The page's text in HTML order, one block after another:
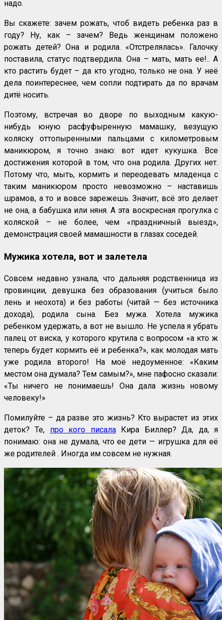
надо.
Вы скажете: зачем рожать, чтоб видеть ребенка раз в
году? Ну, как – зачем? Ведь женщинам положено
рожать детей? Она и родила. «Отстрелялась». Галочку
поставила, статус подтвердила. Она – мать, мать ее!.. А
кто растить будет – да кто угодно, только не она. У неё
дела поинтереснее, чем сопли подтирать да по врачам
дитё носить.
Поэтому, встречая во дворе по выходным какую-
нибудь юную расфуфыренную мамашку, везущую
коляску оттопыренными пальцами с километровым
маникюром, я точно знаю: вот идет кукушка. Все
достижения которой в том, что она родила. Других нет.
Потому что, мыть, кормить и переодевать младенца с
таким маникюром просто невозможно – наставишь
шрамов, а то и вовсе зарежешь. Значит, всё это делает
не она, а бабушка или няня. А эта воскресная прогулка с
коляской – не более, чем «праздничный выезд»,
демонстрация своей мамашности в глазах соседей.
Мужика хотела, вот и залетела
Совсем недавно узнала, что дальняя родственница из
провинции, девушка без образования (учиться было
лень и неохота) и без работы (читай — без источника
дохода), родила сына. Без мужа. Хотела мужика
ребенком удержать, а вот не вышло. Не успела я убрать
палец от виска, у которого крутила с вопросом «а кто ж
теперь будет кормить её и ребенка?», как молодая мать
уже родила второго! На моё недоуменное: «Каким
местом она думала? Тем самым?», мне пафосно сказали:
«Ты ничего не понимаешь! Она дала жизнь новому
человеку!»
Помилуйте – да разве это жизнь? Кто вырастет из этих
деток? Те, про кого писалаКира Биллер? Да, да, я
понимаю: она не думала, что ее дети — игрушка для её
же родителей . Иногда им совсем не нужная.